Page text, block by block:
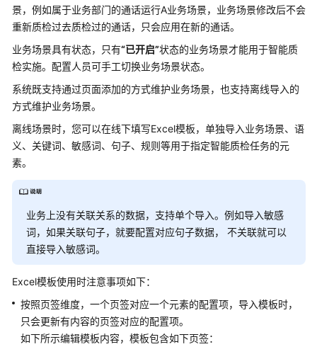
指
南
云
控
制
台
作
指
户
管
理
指
认
识
景，例如属于业务部门的通话运行A业务场景，业务场景修改后不会
重新质检过去质检过的通话，只会应用在新的通话。
业务场景具有状态，只有“已开启”状态的业务场景才能用于智能质
检实施。配置人员可手工切换业务场景状态。
系统既支持通过页面添加的方式维护业务场景，也支持离线导入的
方式维护业务场景。
离线场景时，您可以在线下填写Excel模板，单独导入业务场景、语
义、关键词、敏感词、句子、规则等用于指定智能质检任务的元
素。
业务上没有关联关系的数据，支持单个导入。例如导入敏感
词，如果关联句子，就要配置对应句子数据， 不关联就可以
直接导入敏感词。
Excel模板使用时注意事项如下：
按照页签维度，一个页签对应一个元素的配置项，导入模板时，
只会更新有内容的页签对应的配置项。
如下所示编辑模板内容，模板包含如下页签：